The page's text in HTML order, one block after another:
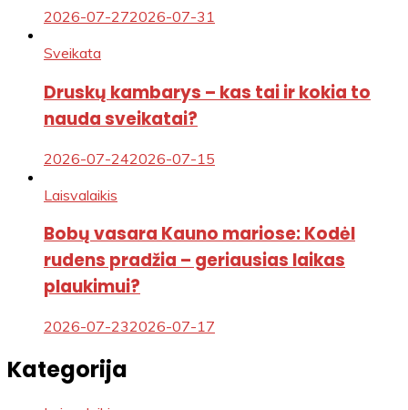
2026-07-272026-07-31
Sveikata
Druskų kambarys – kas tai ir kokia to
nauda sveikatai?
2026-07-242026-07-15
Laisvalaikis
Bobų vasara Kauno mariose: Kodėl
rudens pradžia – geriausias laikas
plaukimui?
2026-07-232026-07-17
Kategorija